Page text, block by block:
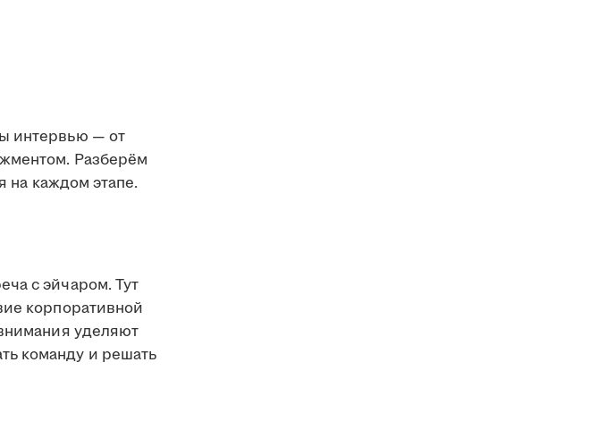
интервью — от
Разберём
на каждом этапе.
с эйчаром. Тут
корпоративной
уделяют
команду и решать